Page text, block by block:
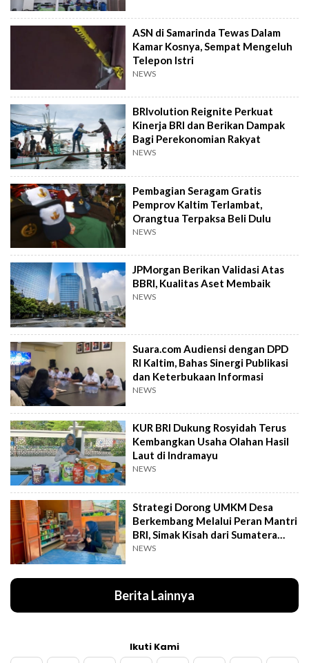
ASN di Samarinda Tewas Dalam
Kamar Kosnya, Sempat Mengeluh
Telepon Istri
NEWS
BRIvolution Reignite Perkuat
Kinerja BRI dan Berikan Dampak
Bagi Perekonomian Rakyat
NEWS
Pembagian Seragam Gratis
Pemprov Kaltim Terlambat,
Orangtua Terpaksa Beli Dulu
NEWS
JPMorgan Berikan Validasi Atas
BBRI, Kualitas Aset Membaik
NEWS
Suara.com Audiensi dengan DPD
RI Kaltim, Bahas Sinergi Publikasi
dan Keterbukaan Informasi
NEWS
KUR BRI Dukung Rosyidah Terus
Kembangkan Usaha Olahan Hasil
Laut di Indramayu
NEWS
Strategi Dorong UMKM Desa
Berkembang Melalui Peran Mantri
BRI, Simak Kisah dari Sumatera
Utara Ini
NEWS
Berita Lainnya
Ikuti Kami